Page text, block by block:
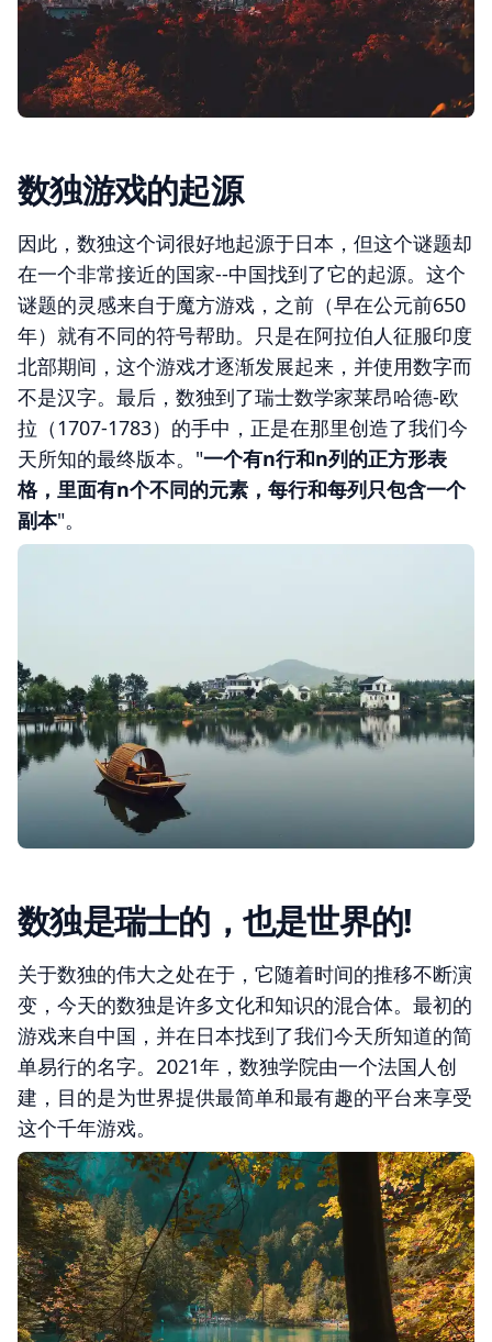
数独游戏的起源
因此，数独这个词很好地起源于日本，但这个谜题却
在一个非常接近的国家--中国找到了它的起源。这个
谜题的灵感来自于魔方游戏，之前（早在公元前650
年）就有不同的符号帮助。只是在阿拉伯人征服印度
北部期间，这个游戏才逐渐发展起来，并使用数字而
不是汉字。最后，数独到了瑞士数学家莱昂哈德-欧
拉（1707-1783）的手中，正是在那里创造了我们今
天所知的最终版本。"一个有n行和n列的正方形表
格，里面有n个不同的元素，每行和每列只包含一个
副本"。
数独是瑞士的，也是世界的!
关于数独的伟大之处在于，它随着时间的推移不断演
变，今天的数独是许多文化和知识的混合体。最初的
游戏来自中国，并在日本找到了我们今天所知道的简
单易行的名字。2021年，数独学院由一个法国人创
建，目的是为世界提供最简单和最有趣的平台来享受
这个千年游戏。